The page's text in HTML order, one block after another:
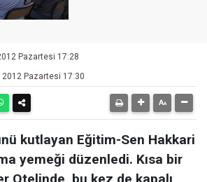
Pazartesi 17:28
2012 Pazartesi 17:30
kutlayan Eğitim-Sen Hakkari
yemeği düzenledi. Kısa bir